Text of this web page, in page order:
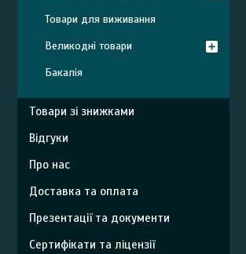
Товари для виживання
Великодні товари
Бакалія
Товари зі знижками
Відгуки
Про нас
Доставка та оплата
Презентації та документи
Сертифікати та ліцензії